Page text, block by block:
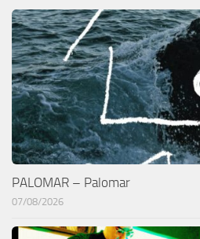
PALOMAR – Palomar
07/08/2026